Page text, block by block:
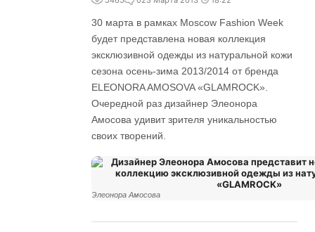
30 марта в рамках Moscow Fashion Week
будет представлена новая коллекция
эксклюзивной одежды из натуральной кожи
сезона осень-зима 2013/2014 от бренда
ELEONORA AMOSOVA «GLAMROCK».
Очередной раз дизайнер Элеонора
Амосова удивит зрителя уникальностью
своих творений.
Элеонора Амосова